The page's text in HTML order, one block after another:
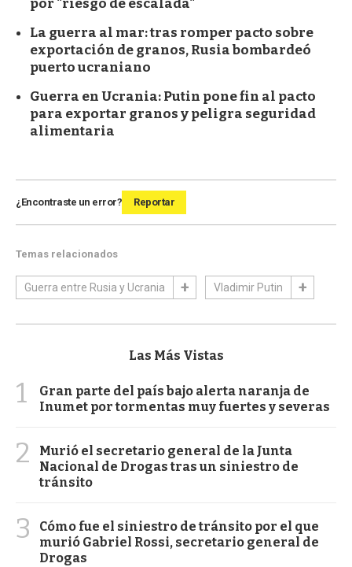
por "riesgo de escalada"
La guerra al mar: tras romper pacto sobre
exportación de granos, Rusia bombardeó
puerto ucraniano
Guerra en Ucrania: Putin pone fin al pacto
para exportar granos y peligra seguridad
alimentaria
¿Encontraste un error? Reportar
Temas relacionados
Guerra entre Rusia y Ucrania Vladimir Putin
Las Más Vistas
1
Gran parte del país bajo alerta naranja de
Inumet por tormentas muy fuertes y severas
2
Murió el secretario general de la Junta
Nacional de Drogas tras un siniestro de
tránsito
3
Cómo fue el siniestro de tránsito por el que
murió Gabriel Rossi, secretario general de
Drogas